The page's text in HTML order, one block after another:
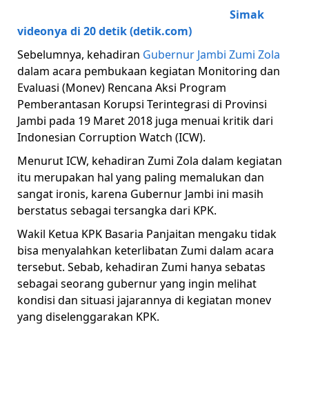
Simak
videonya di 20 detik (detik.com)
Sebelumnya, kehadiran Gubernur Jambi Zumi Zola
dalam acara pembukaan kegiatan Monitoring dan
Evaluasi (Monev) Rencana Aksi Program
Pemberantasan Korupsi Terintegrasi di Provinsi
Jambi pada 19 Maret 2018 juga menuai kritik dari
Indonesian Corruption Watch (ICW).
Menurut ICW, kehadiran Zumi Zola dalam kegiatan
itu merupakan hal yang paling memalukan dan
sangat ironis, karena Gubernur Jambi ini masih
berstatus sebagai tersangka dari KPK.
Wakil Ketua KPK Basaria Panjaitan mengaku tidak
bisa menyalahkan keterlibatan Zumi dalam acara
tersebut. Sebab, kehadiran Zumi hanya sebatas
sebagai seorang gubernur yang ingin melihat
kondisi dan situasi jajarannya di kegiatan monev
yang diselenggarakan KPK.